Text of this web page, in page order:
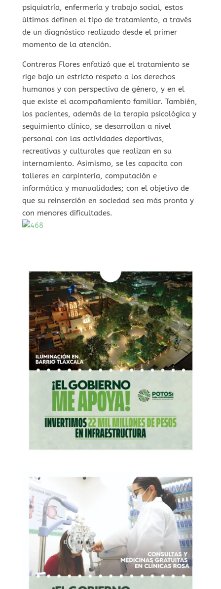
psiquiatría, enfermería y trabajo social, estos
últimos definen el tipo de tratamiento, a través
de un diagnóstico realizado desde el primer
momento de la atención.
Contreras Flores enfatizó que el tratamiento se
rige bajo un estricto respeto a los derechos
humanos y con perspectiva de género, y en el
que existe el acompañamiento familiar. También,
los pacientes, además de la terapia psicológica y
seguimiento clínico, se desarrollan a nivel
personal con las actividades deportivas,
recreativas y culturales que realizan en su
internamiento. Asimismo, se les capacita con
talleres en carpintería, computación e
informática y manualidades; con el objetivo de
que su reinserción en sociedad sea más pronta y
con menores dificultades.